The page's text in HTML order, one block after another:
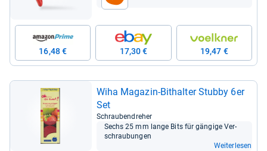
16,48 € 17,30 € 19,47 €
Wiha Maga­zin-​Bithal­ter Stubby 6er
Set
Schrau­ben­dre­her
Sechs 25 mm lange Bits für gän­gige Ver­
schrau­bun­gen
Weiterlesen